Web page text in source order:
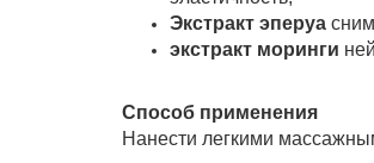
Экстракт эперуа
экстракт моринги
Способ применения
Нанести легкими